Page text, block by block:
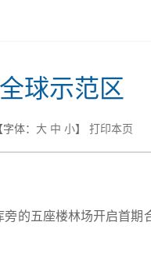
球示范区
字体： 大 中 小】 打印本页
的五座楼林场开启首期